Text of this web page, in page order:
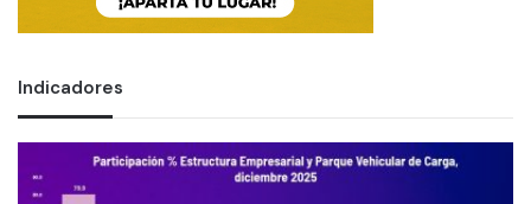
Indicadores